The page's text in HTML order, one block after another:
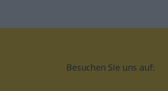
Besuchen Sie uns auf: